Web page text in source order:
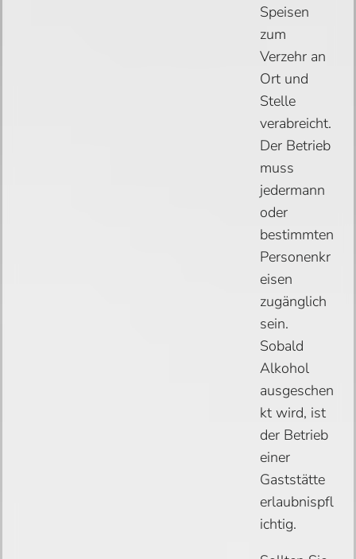
Speisen
zum
Verzehr an
Ort und
Stelle
verabreicht.
Der Betrieb
muss
jedermann
oder
bestimmten
Personenkr
eisen
zugänglich
sein.
Sobald
Alkohol
ausgeschen
kt wird, ist
der Betrieb
einer
Gaststätte
erlaubnispfl
ichtig.